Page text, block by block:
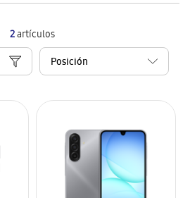
2artículos